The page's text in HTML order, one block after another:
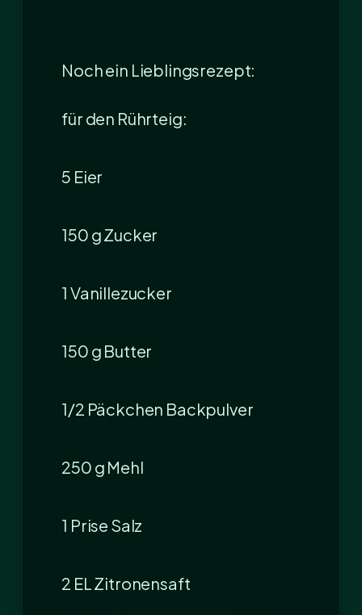
Noch ein Lieblingsrezept:
für den Rührteig:
5 Eier
150 g Zucker
1 Vanillezucker
150 g Butter
1/2 Päckchen Backpulver
250 g Mehl
1 Prise Salz
2 EL Zitronensaft